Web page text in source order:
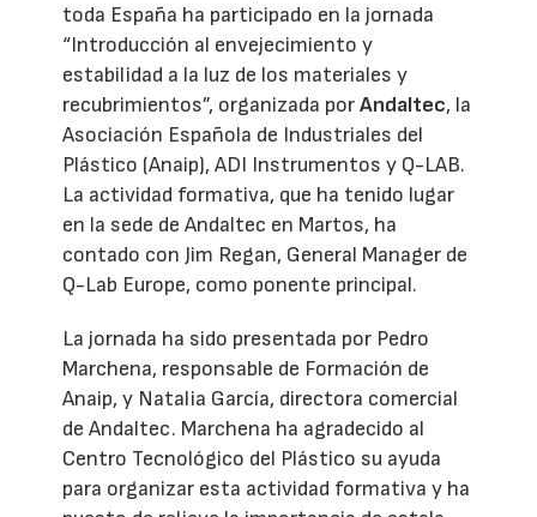
toda España ha participado en la jornada
“Introducción al envejecimiento y
estabilidad a la luz de los materiales y
recubrimientos”, organizada porAndaltec, la
Asociación Española de Industriales del
Plástico (Anaip), ADI Instrumentos y Q-LAB.
La actividad formativa, que ha tenido lugar
en la sede de Andaltec en Martos, ha
contado con Jim Regan, General Manager de
Q-Lab Europe, como ponente principal.
La jornada ha sido presentada por Pedro
Marchena, responsable de Formación de
Anaip, y Natalia García, directora comercial
de Andaltec. Marchena ha agradecido al
Centro Tecnológico del Plástico su ayuda
para organizar esta actividad formativa y ha